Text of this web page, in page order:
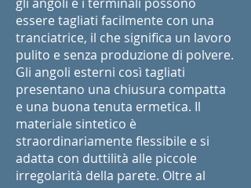
essere tagliati facilmente con una
tranciatrice, il che significa un lavoro
pulito e senza produzione di polvere.
Gli angoli esterni così tagliati
presentano una chiusura compatta
e una buona tenuta ermetica. Il
materiale sintetico è
straordinariamente flessibile e si
adatta con duttilità alle piccole
irregolarità della parete. Oltre al